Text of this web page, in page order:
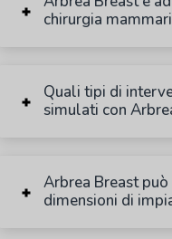
chirurgia
Quali tipi di
simulati con
Arbrea Breast
dimensioni di